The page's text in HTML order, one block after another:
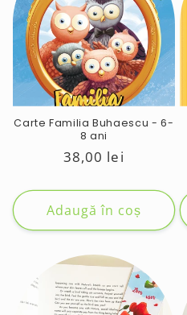
Carte Familia Buhaescu - 6-
8 ani
Preț
38,00 lei
Adaugă în coș